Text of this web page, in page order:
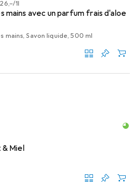
26,–/1l
mains avec un parfum frais d'aloe
mains, Savon liquide, 500 ml
Miel